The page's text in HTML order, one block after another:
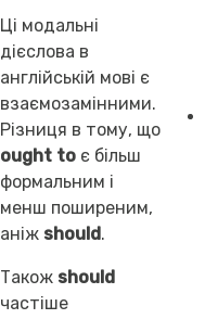
Ці модальні
дієслова в
англійській мові є
взаємозамінними.
Різниця в тому, що
ought to є більш
формальним і
менш поширеним,
аніж should.
Також should
частіше